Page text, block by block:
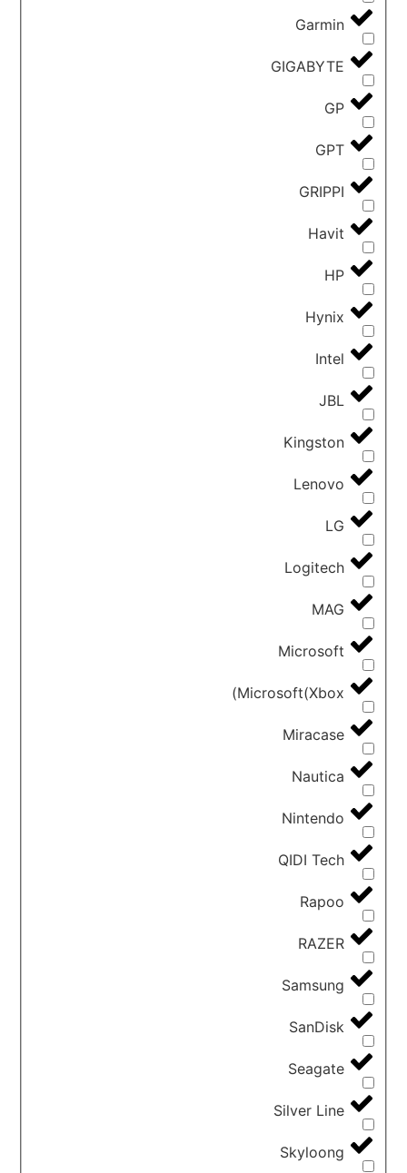
Garmin
GIGABYTE
GP
GPT
GRIPPI
Havit
HP
Hynix
Intel
JBL
Kingston
Lenovo
LG
Logitech
MAG
Microsoft
Microsoft(Xbox)
Miracase
Nautica
Nintendo
QIDI Tech
Rapoo
RAZER
Samsung
SanDisk
Seagate
Silver Line
Skyloong